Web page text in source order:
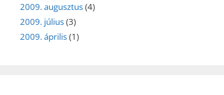
2009. augusztus(4)
2009. július(3)
2009. április(1)